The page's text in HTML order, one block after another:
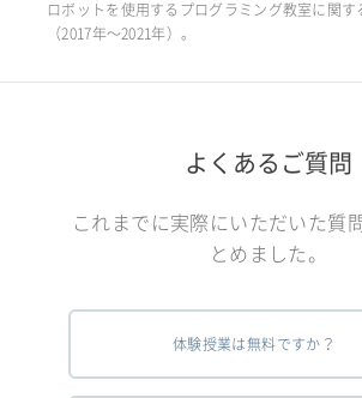
ロボットを使用するプログラミング教室に関す
（2017年〜2021年）。
よくあるご質問
これまでに実際にいただいた質
とめました。
体験授業は無料ですか？